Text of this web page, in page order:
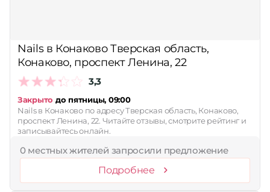
Nails в Конаково Тверская область,
Конаково, проспект Ленина, 22
3,3
Закрыто до пятницы, 09:00
Nails в Конаково по адресу Тверская область, Конаково,
проспект Ленина, 22. Читайте отзывы, смотрите рейтинг и
записывайтесь онлайн.
0 местных жителей запросили предложение
Подробнее